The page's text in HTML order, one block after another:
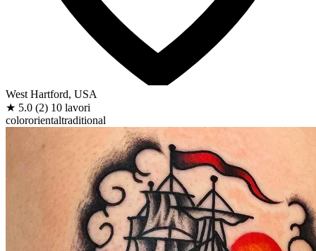
West Hartford, USA
★ 5.0 (2) 10 lavori
colororientaltraditional